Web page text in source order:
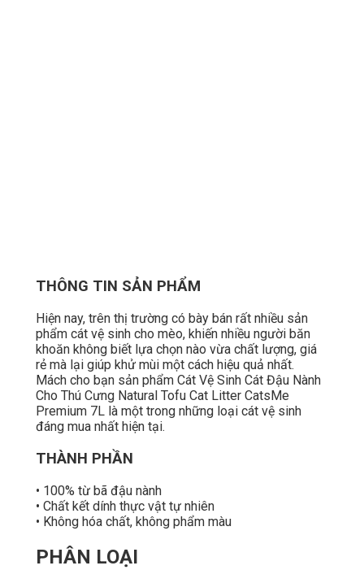
THÔNG TIN SẢN PHẨM
Hiện nay, trên thị trường có bày bán rất nhiều sản
phẩm cát vệ sinh cho mèo, khiến nhiều người băn
khoăn không biết lựa chọn nào vừa chất lượng, giá
rẻ mà lại giúp khử mùi một cách hiệu quả nhất.
Mách cho bạn sản phẩm Cát Vệ Sinh Cát Đậu Nành
Cho Thú Cưng Natural Tofu Cat Litter CatsMe
Premium 7L là một trong những loại cát vệ sinh
đáng mua nhất hiện tại.
THÀNH PHẦN
• 100% từ bã đậu nành
• Chất kết dính thực vật tự nhiên
• Không hóa chất, không phẩm màu
PHÂN LOẠI